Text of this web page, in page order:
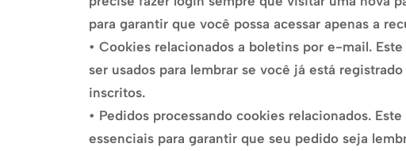
para garantir que você possa acessar apenas a
• Cookies relacionados a boletins por e-mail.
ser usados para lembrar se você já está
inscritos.
• Pedidos processando cookies relacionados.
essenciais para garantir que seu pedido seja